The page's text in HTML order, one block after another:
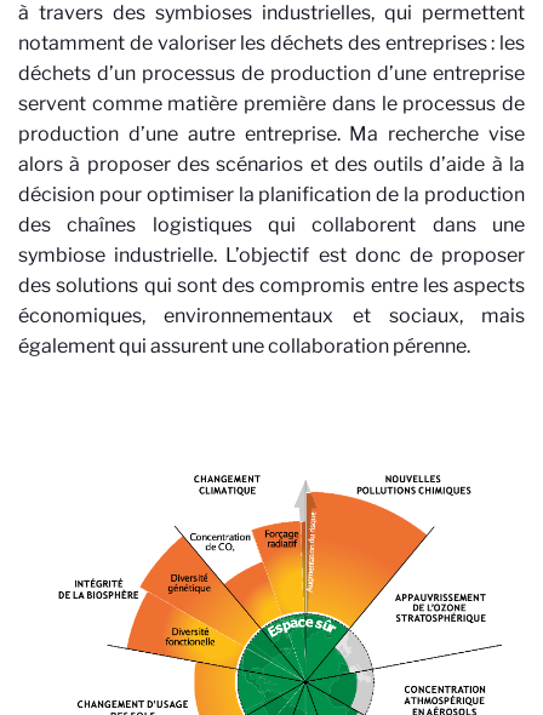
à travers des symbioses industrielles, qui permettent
notamment de valoriser les déchets des entreprises : les
déchets d’un processus de production d’une entreprise
servent comme matière première dans le processus de
production d’une autre entreprise. Ma recherche vise
alors à proposer des scénarios et des outils d’aide à la
décision pour optimiser la planification de la production
des chaînes logistiques qui collaborent dans une
symbiose industrielle. L’objectif est donc de proposer
des solutions qui sont des compromis entre les aspects
économiques, environnementaux et sociaux, mais
également qui assurent une collaboration pérenne.